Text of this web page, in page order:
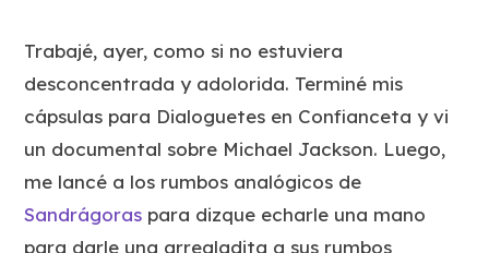
Trabajé, ayer, como si no estuviera
desconcentrada y adolorida. Terminé mis
cápsulas para Dialoguetes en Confianceta y vi
un documental sobre Michael Jackson. Luego,
me lancé a los rumbos analógicos de
Sandrágoras para dizque echarle una mano
para darle una arregladita a sus rumbos